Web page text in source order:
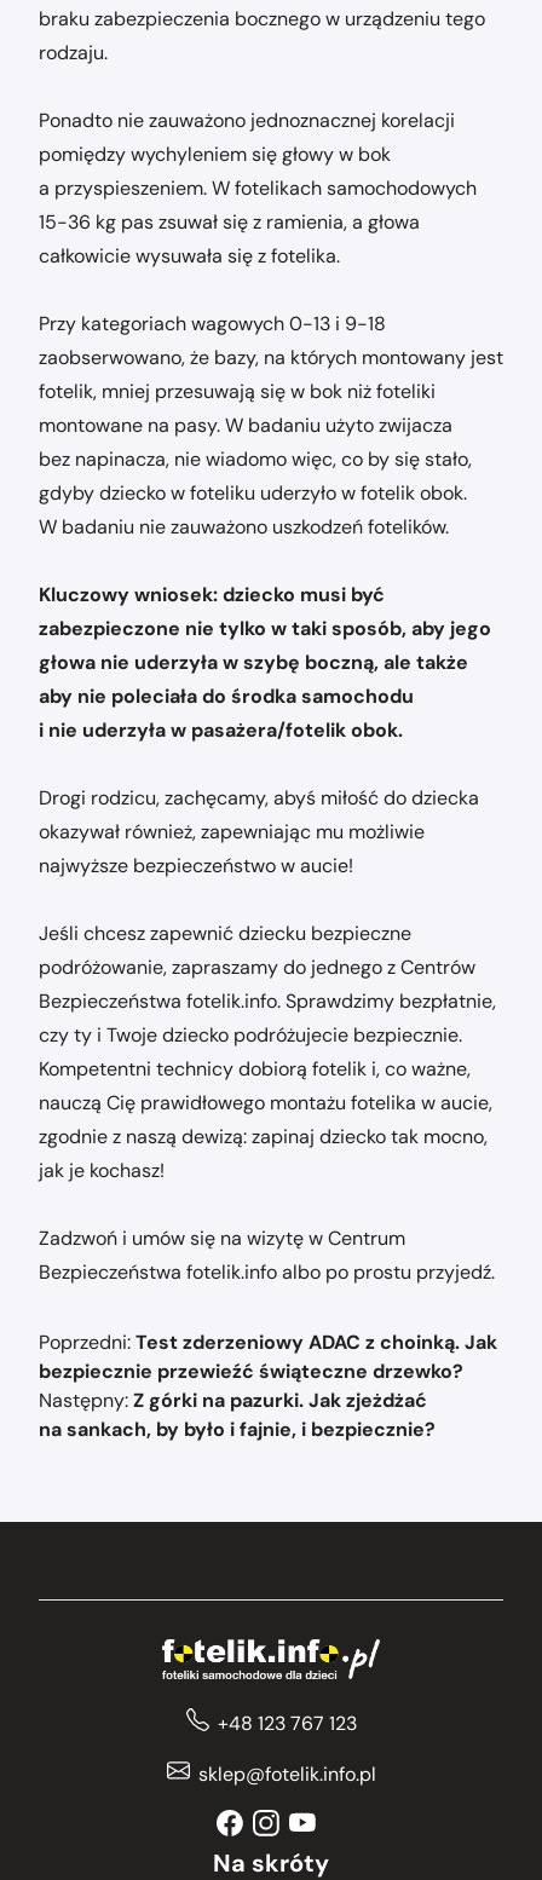
braku zabezpieczenia bocznego w urządzeniu tego
rodzaju.
Ponadto nie zauważono jednoznacznej korelacji
pomiędzy wychyleniem się głowy w bok
a przyspieszeniem. W fotelikach samochodowych
15-36 kg pas zsuwał się z ramienia, a głowa
całkowicie wysuwała się z fotelika.
Przy kategoriach wagowych 0-13 i 9-18
zaobserwowano, że bazy, na których montowany jest
fotelik, mniej przesuwają się w bok niż foteliki
montowane na pasy. W badaniu użyto zwijacza
bez napinacza, nie wiadomo więc, co by się stało,
gdyby dziecko w foteliku uderzyło w fotelik obok.
W badaniu nie zauważono uszkodzeń fotelików.
Kluczowy wniosek: dziecko musi być
zabezpieczone nie tylko w taki sposób, aby jego
głowa nie uderzyła w szybę boczną, ale także
aby nie poleciała do środka samochodu
i nie uderzyła w pasażera/fotelik obok.
Drogi rodzicu, zachęcamy, abyś miłość do dziecka
okazywał również, zapewniając mu możliwie
najwyższe bezpieczeństwo w aucie!
Jeśli chcesz zapewnić dziecku bezpieczne
podróżowanie, zapraszamy do jednego z Centrów
Bezpieczeństwa fotelik.info. Sprawdzimy bezpłatnie,
czy ty i Twoje dziecko podróżujecie bezpiecznie.
Kompetentni technicy dobiorą fotelik i, co ważne,
nauczą Cię prawidłowego montażu fotelika w aucie,
zgodnie z naszą dewizą: zapinaj dziecko tak mocno,
jak je kochasz!
Zadzwoń i umów się na wizytę w Centrum
Bezpieczeństwa fotelik.info albo po prostu przyjedź.
Nawigacja
wpisu
Poprzedni:Test zderzeniowy ADAC z choinką. Jak
bezpiecznie przewieźć świąteczne drzewko?
Następny:Z górki na pazurki. Jak zjeżdżać
na sankach, by było i fajnie, i bezpiecznie?
+48 123 767 123
sklep@fotelik.info.pl
Na skróty